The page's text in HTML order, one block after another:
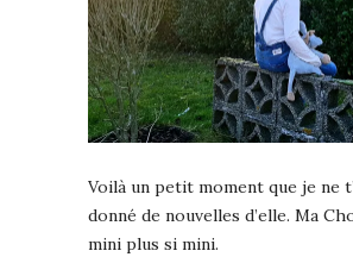
Voilà un petit moment que je ne
donné de nouvelles d’elle. Ma
mini plus si mini.